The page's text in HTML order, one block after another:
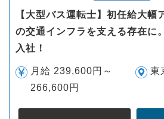
【大型バス運転士】初任給大幅
の交通インフラを支える存在に
入社！
月給 239,600円～
266,600円
東